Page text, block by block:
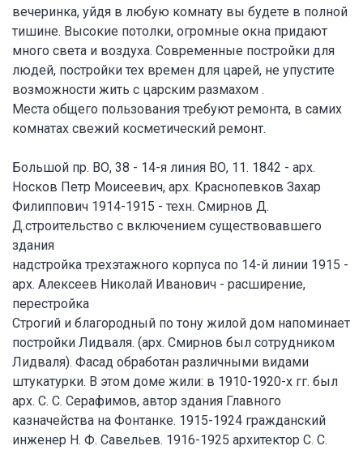
вечеринка, уйдя в любую комнату вы будете в полной
тишине. Высокие потолки, огромные окна придают
много света и воздуха. Современные постройки для
людей, постройки тех времен для царей, не упустите
возможности жить с царским размахом .
Места общего пользования требуют ремонта, в самих
комнатах свежий косметический ремонт.
Большой пр. ВО, 38 - 14-я линия ВО, 11. 1842 - арх.
Носков Петр Моисеевич, арх. Краснопевков Захар
Филиппович 1914-1915 - техн. Смирнов Д.
Д.строительство с включением существовавшего
здания
надстройка трехэтажного корпуса по 14-й линии 1915 -
арх. Алексеев Николай Иванович - расширение,
перестройка
Строгий и благородный по тону жилой дом напоминает
постройки Лидваля. (арх. Смирнов был сотрудником
Лидваля). Фасад обработан различными видами
штукатурки. В этом доме жили: в 1910-1920-х гг. был
арх. С. С. Серафимов, автор здания Главного
казначейства на Фонтанке. 1915-1924 гражданский
инженер Н. Ф. Савельев. 1916-1925 архитектор С. С.